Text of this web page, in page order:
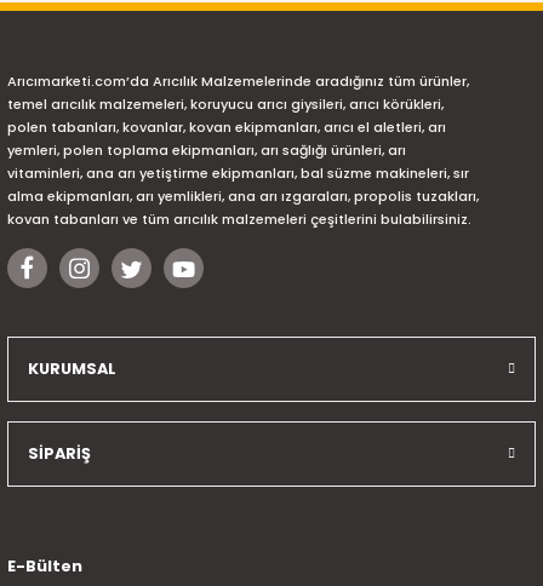
Arıcımarketi.com’da Arıcılık Malzemelerinde aradığınız tüm ürünler,
temel arıcılık malzemeleri, koruyucu arıcı giysileri, arıcı körükleri,
polen tabanları, kovanlar, kovan ekipmanları, arıcı el aletleri, arı
yemleri, polen toplama ekipmanları, arı sağlığı ürünleri, arı
vitaminleri, ana arı yetiştirme ekipmanları, bal süzme makineleri, sır
alma ekipmanları, arı yemlikleri, ana arı ızgaraları, propolis tuzakları,
kovan tabanları ve tüm arıcılık malzemeleri çeşitlerini bulabilirsiniz.
KURUMSAL
SİPARİŞ
E-Bülten